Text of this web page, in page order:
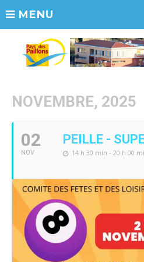
MENU
NOVEMBRE, 2025
02
NOV
PEILLE -
14 h 30 min - 20 h 00